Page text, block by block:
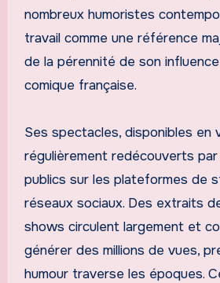
nombreux humoristes
travail comme une référence
de la pérennité de son
comique française.
Ses spectacles, disponibles en
régulièrement redécouverts
publics sur les plateformes de
réseaux sociaux. Des extraits
shows circulent largement et
générer des millions de vues,
humour traverse les époques.